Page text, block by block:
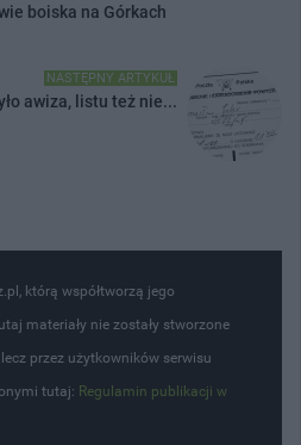
boiska na Górkach
NASTĘPNY ARTYKUŁ
awiza, listu też nie...
którą współtworzą jego
materiały nie zostały stworzone
przez użytkowników serwisu
tutaj: Regulamin publikacji w